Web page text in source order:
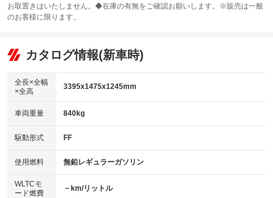
サンルーフ
：装備なし ABS
リフトアップ
：装備なし
：装備なし
パワーウィンドウ
アイドリングストップ
：装備なし
USB入力端子
：装備なし
100V電源
：装備なし
センターデフロック
：装備なし
TV
：装備なし
ビジュアル
：装備なし
：装備あり
革シート
キーレス
HID(キセノンライト)
：装備あり
バックカメラ
：装備なし
エアロ
：装備なし
お取置きはいたしません。◆在庫の有無をご確認お願いします。※販売は一般
のお客様に限ります。
カタログ情報(新車時)
全長×全幅
×全高
3395x1475x1245mm
車両重量 840kg
駆動形式 FF
使用燃料 無鉛レギュラーガソリン
WLTCモ
ード燃費
－km/リットル